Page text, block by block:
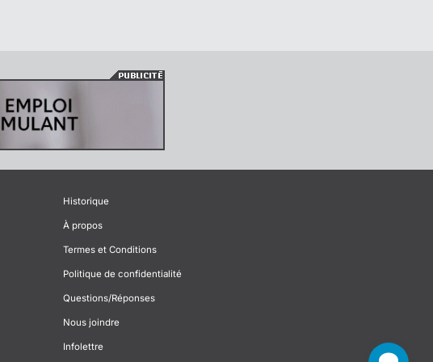
Historique
À propos
Termes et Conditions
Politique de confidentialité
Questions/Réponses
Nous joindre
Infolettre